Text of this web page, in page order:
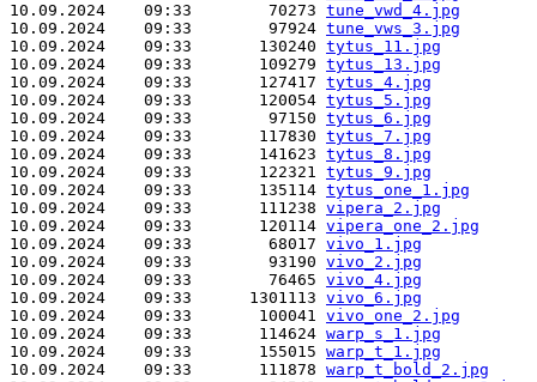
10.09.2024    09:33        70273 tune_vwd_4.jpg
10.09.2024    09:33        97924 tune_vws_3.jpg
10.09.2024    09:33       130240 tytus_11.jpg
10.09.2024    09:33       109279 tytus_13.jpg
10.09.2024    09:33       127417 tytus_4.jpg
10.09.2024    09:33       120054 tytus_5.jpg
10.09.2024    09:33        97150 tytus_6.jpg
10.09.2024    09:33       117830 tytus_7.jpg
10.09.2024    09:33       141623 tytus_8.jpg
10.09.2024    09:33       122321 tytus_9.jpg
10.09.2024    09:33       135114 tytus_one_1.jpg
10.09.2024    09:33       111238 vipera_2.jpg
10.09.2024    09:33       120114 vipera_one_2.jpg
10.09.2024    09:33        68017 vivo_1.jpg
10.09.2024    09:33        93190 vivo_2.jpg
10.09.2024    09:33        76465 vivo_4.jpg
10.09.2024    09:33      1301113 vivo_6.jpg
10.09.2024    09:33       100041 vivo_one_2.jpg
10.09.2024    09:33       114624 warp_s_1.jpg
10.09.2024    09:33       155015 warp_t_1.jpg
10.09.2024    09:33       111878 warp_t_bold_2.jpg